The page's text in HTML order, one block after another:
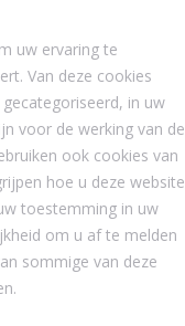
uw ervaring te
Van deze cookies
in uw
voor de werking van de
ook cookies van
hoe u deze website
toestemming in uw
om u af te melden
sommige van deze